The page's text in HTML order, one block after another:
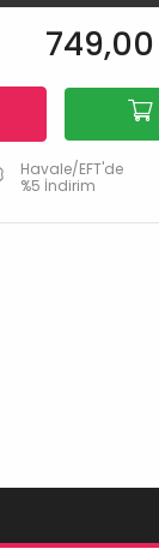
749,00
Havale/EFT'de
%5 İndirim